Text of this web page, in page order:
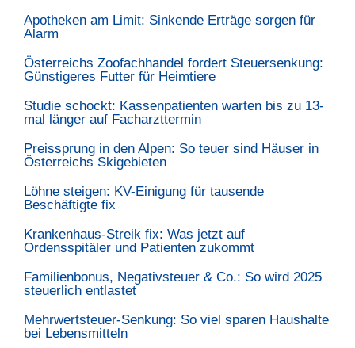
Apotheken am Limit: Sinkende Erträge sorgen für
Alarm
Österreichs Zoofachhandel fordert Steuersenkung:
Günstigeres Futter für Heimtiere
Studie schockt: Kassenpatienten warten bis zu 13-
mal länger auf Facharzttermin
Preissprung in den Alpen: So teuer sind Häuser in
Österreichs Skigebieten
Löhne steigen: KV-Einigung für tausende
Beschäftigte fix
Krankenhaus-Streik fix: Was jetzt auf
Ordensspitäler und Patienten zukommt
Familienbonus, Negativsteuer & Co.: So wird 2025
steuerlich entlastet
Mehrwertsteuer-Senkung: So viel sparen Haushalte
bei Lebensmitteln